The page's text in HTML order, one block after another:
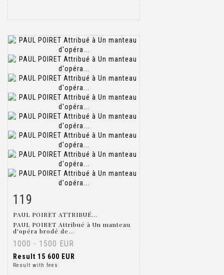
Item detail
119
PAUL POIRET ATTRIBUÉ...
PAUL POIRET Attribué à Un manteau
d'opéra brodé de...
1000 - 1500 EUR
Result 15 600 EUR
Result with fees